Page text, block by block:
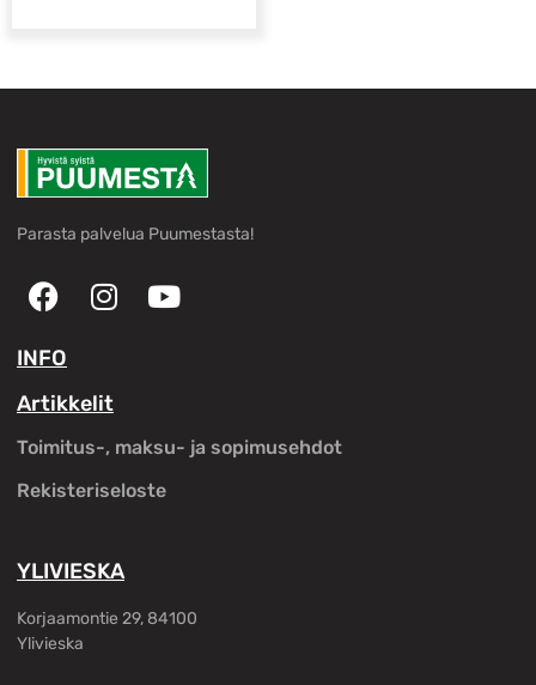
Parasta palvelua Puumestasta!
INFO
Artikkelit
Toimitus-, maksu- ja sopimusehdot
Rekisteriseloste
YLIVIESKA
Korjaamontie 29, 84100
Ylivieska